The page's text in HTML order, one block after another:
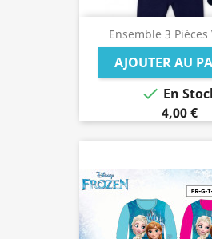
Ensemble 3 Pièces
AJOUTER AU
 En
4,00 €